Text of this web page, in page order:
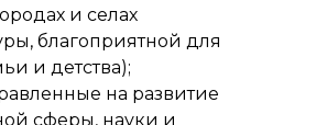
и селах
благоприятной для
и детства);
на развитие
сферы, науки и